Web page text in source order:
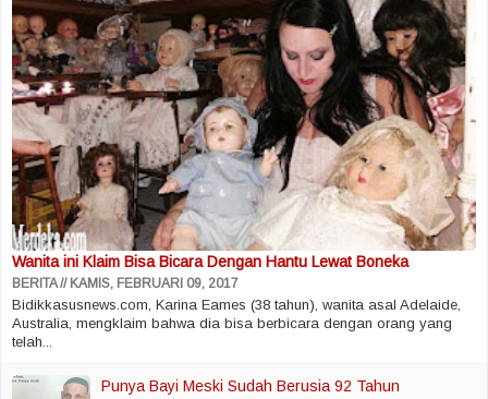
Wanita ini Klaim Bisa Bicara Dengan Hantu Lewat Boneka
BERITA KAMIS, FEBRUARI 09, 2017
Bidikkasusnews.com, Karina Eames (38 tahun), wanita asal Adelaide,
Australia, mengklaim bahwa dia bisa berbicara dengan orang yang
telah...
Punya Bayi Meski Sudah Berusia 92 Tahun